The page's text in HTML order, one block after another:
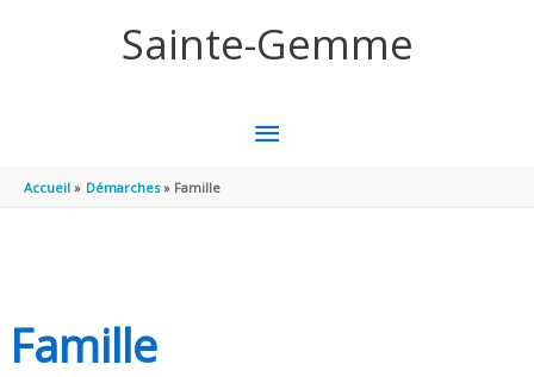
Sainte-Gemme
MENU
Accueil Démarches Famille
Famille